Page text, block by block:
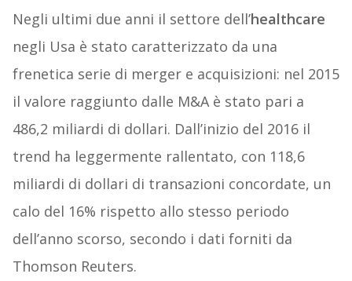
Negli ultimi due anni il settore dell’healthcare
negli Usa è stato caratterizzato da una
frenetica serie di merger e acquisizioni: nel 2015
il valore raggiunto dalle M&A è stato pari a
486,2 miliardi di dollari. Dall’inizio del 2016 il
trend ha leggermente rallentato, con 118,6
miliardi di dollari di transazioni concordate, un
calo del 16% rispetto allo stesso periodo
dell’anno scorso, secondo i dati forniti da
Thomson Reuters.